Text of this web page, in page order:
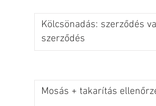
Kölcsönadás: szerződés
szerződés
Mosás + takarítás